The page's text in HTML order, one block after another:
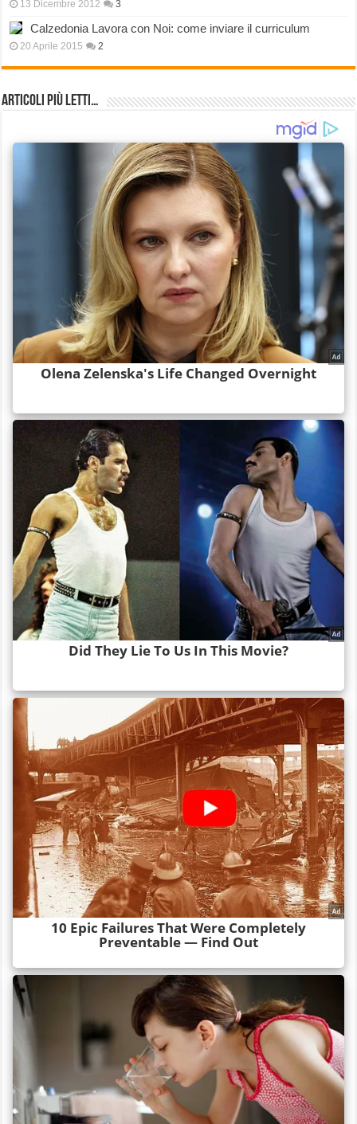
13 Dicembre 2012 3
Calzedonia Lavora con Noi: come inviare il curriculum
20 Aprile 2015 2
Articoli più Letti…